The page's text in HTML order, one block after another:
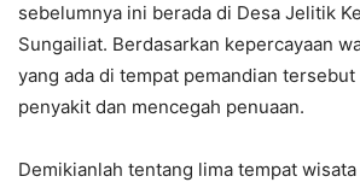
sebelumnya ini berada di Desa Jelitik
Sungailiat. Berdasarkan kepercayaan
yang ada di tempat pemandian
penyakit dan mencegah penuaan.
Demikianlah tentang lima tempat